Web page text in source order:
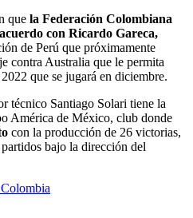
que la Federación Colombiana
con Ricardo Gareca,
de Perú que próximamente
contra Australia que le permita
que se jugará en diciembre.
técnico Santiago Solari tiene la
América de México, club donde
con la producción de 26 victorias,
bajo la dirección del